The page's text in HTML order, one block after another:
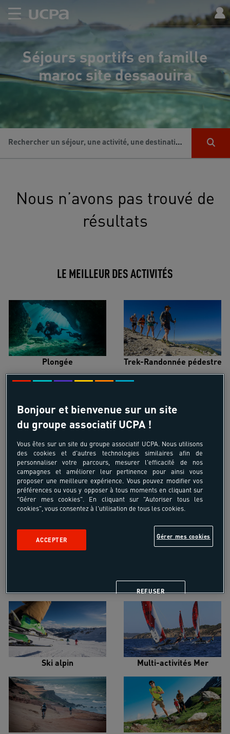
Séjours sportifs en famille
maroc site dessaouira
Rechercher un séjour, une activité, une destination...
Nous n’avons pas trouvé de
résultats
LE MEILLEUR DES ACTIVITÉS
Plongée Trek-Randonnée pédestre
Croisière voilier Alpinisme
Snowboard
Ski alpin Multi-activités Mer
Bonjour et bienvenue sur un site
du groupe associatif UCPA !
Vous êtes sur un site du groupe associatif UCPA. Nous utilisons
des cookies et d'autres technologies similaires afin de
personnaliser votre parcours, mesurer l'efficacité de nos
campagnes et améliorer leur pertinence pour ainsi vous
proposer une meilleure expérience. Vous pouvez modifier vos
préférences ou vous y opposer à tous moments en cliquant sur
"Gérer mes cookies". En cliquant sur "Autoriser tous les
cookies", vous consentez à l'utilisation de tous les cookies.
Gérer mes cookies
REFUSER
ACCEPTER